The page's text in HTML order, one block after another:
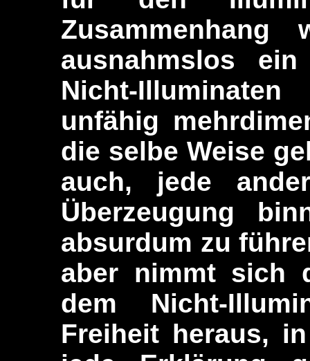
ausnahmslos
Nicht-
unfähig
die selbe Weise
auch, jede
Überzeugung
absurdum zu
aber nimmt sich
dem Nicht-
Freiheit heraus,